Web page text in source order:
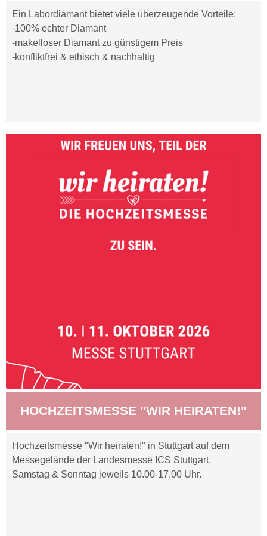
Ein Labordiamant bietet viele überzeugende Vorteile:
-100% echter Diamant
-makelloser Diamant zu günstigem Preis
-konfliktfrei & ethisch & nachhaltig
HOCHZEITSMESSE "WIR HEIRATEN!"
Hochzeitsmesse "Wir heiraten!" in Stuttgart auf dem
Messegelände der Landesmesse ICS Stuttgart.
Samstag & Sonntag jeweils 10.00-17.00 Uhr.